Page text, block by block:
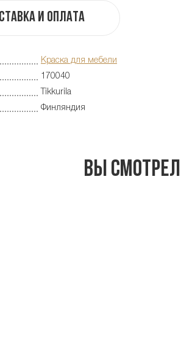
и оплата
Краска для мебели
170040
Tikkurila
Финляндия
Вы